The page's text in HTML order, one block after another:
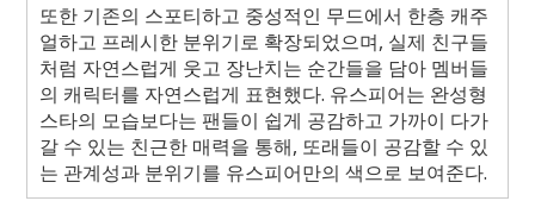
또한 기존의 스포티하고 중성적인 무드에서 한층 캐주
얼하고 프레시한 분위기로 확장되었으며, 실제 친구들
처럼 자연스럽게 웃고 장난치는 순간들을 담아 멤버들
의 캐릭터를 자연스럽게 표현했다. 유스피어는 완성형
스타의 모습보다는 팬들이 쉽게 공감하고 가까이 다가
갈 수 있는 친근한 매력을 통해, 또래들이 공감할 수 있
는 관계성과 분위기를 유스피어만의 색으로 보여준다.